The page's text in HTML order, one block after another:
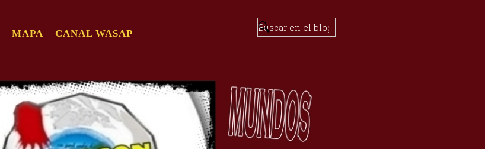
MAPA CANAL WASAP